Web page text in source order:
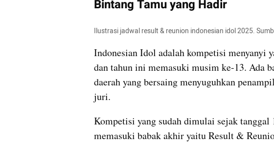
Bintang Tamu yang Hadir
Ilustrasi jadwal result & reunion indonesian idol 2025.
Indonesian Idol adalah kompetisi menyanyi
dan tahun ini memasuki musim ke-13. Ada
daerah yang bersaing menyuguhkan
juri.
Kompetisi yang sudah dimulai sejak
memasuki babak akhir yaitu Result &